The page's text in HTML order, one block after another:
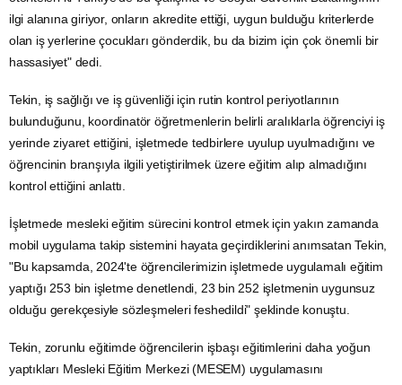
ilgi alanına giriyor, onların akredite ettiği, uygun bulduğu kriterlerde
olan iş yerlerine çocukları gönderdik, bu da bizim için çok önemli bir
hassasiyet" dedi.
Tekin, iş sağlığı ve iş güvenliği için rutin kontrol periyotlarının
bulunduğunu, koordinatör öğretmenlerin belirli aralıklarla öğrenciyi iş
yerinde ziyaret ettiğini, işletmede tedbirlere uyulup uyulmadığını ve
öğrencinin branşıyla ilgili yetiştirilmek üzere eğitim alıp almadığını
kontrol ettiğini anlattı.
İşletmede mesleki eğitim sürecini kontrol etmek için yakın zamanda
mobil uygulama takip sistemini hayata geçirdiklerini anımsatan Tekin,
"Bu kapsamda, 2024'te öğrencilerimizin işletmede uygulamalı eğitim
yaptığı 253 bin işletme denetlendi, 23 bin 252 işletmenin uygunsuz
olduğu gerekçesiyle sözleşmeleri feshedildi" şeklinde konuştu.
Tekin, zorunlu eğitimde öğrencilerin işbaşı eğitimlerini daha yoğun
yaptıkları Mesleki Eğitim Merkezi (MESEM) uygulamasını